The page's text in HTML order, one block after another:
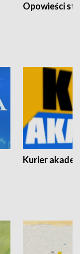
Opowieści
Kurier